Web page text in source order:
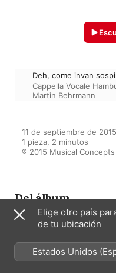
Deh, come invan
Cappella Vocale
Martin Behrmann
11 de septiembre de 2015
1 pieza, 2 minutos
℗ 2015 Musical Concepts
Del álbum
The
Cappella
Elige otro país
de tu ubicación
Estados Unidos
México)